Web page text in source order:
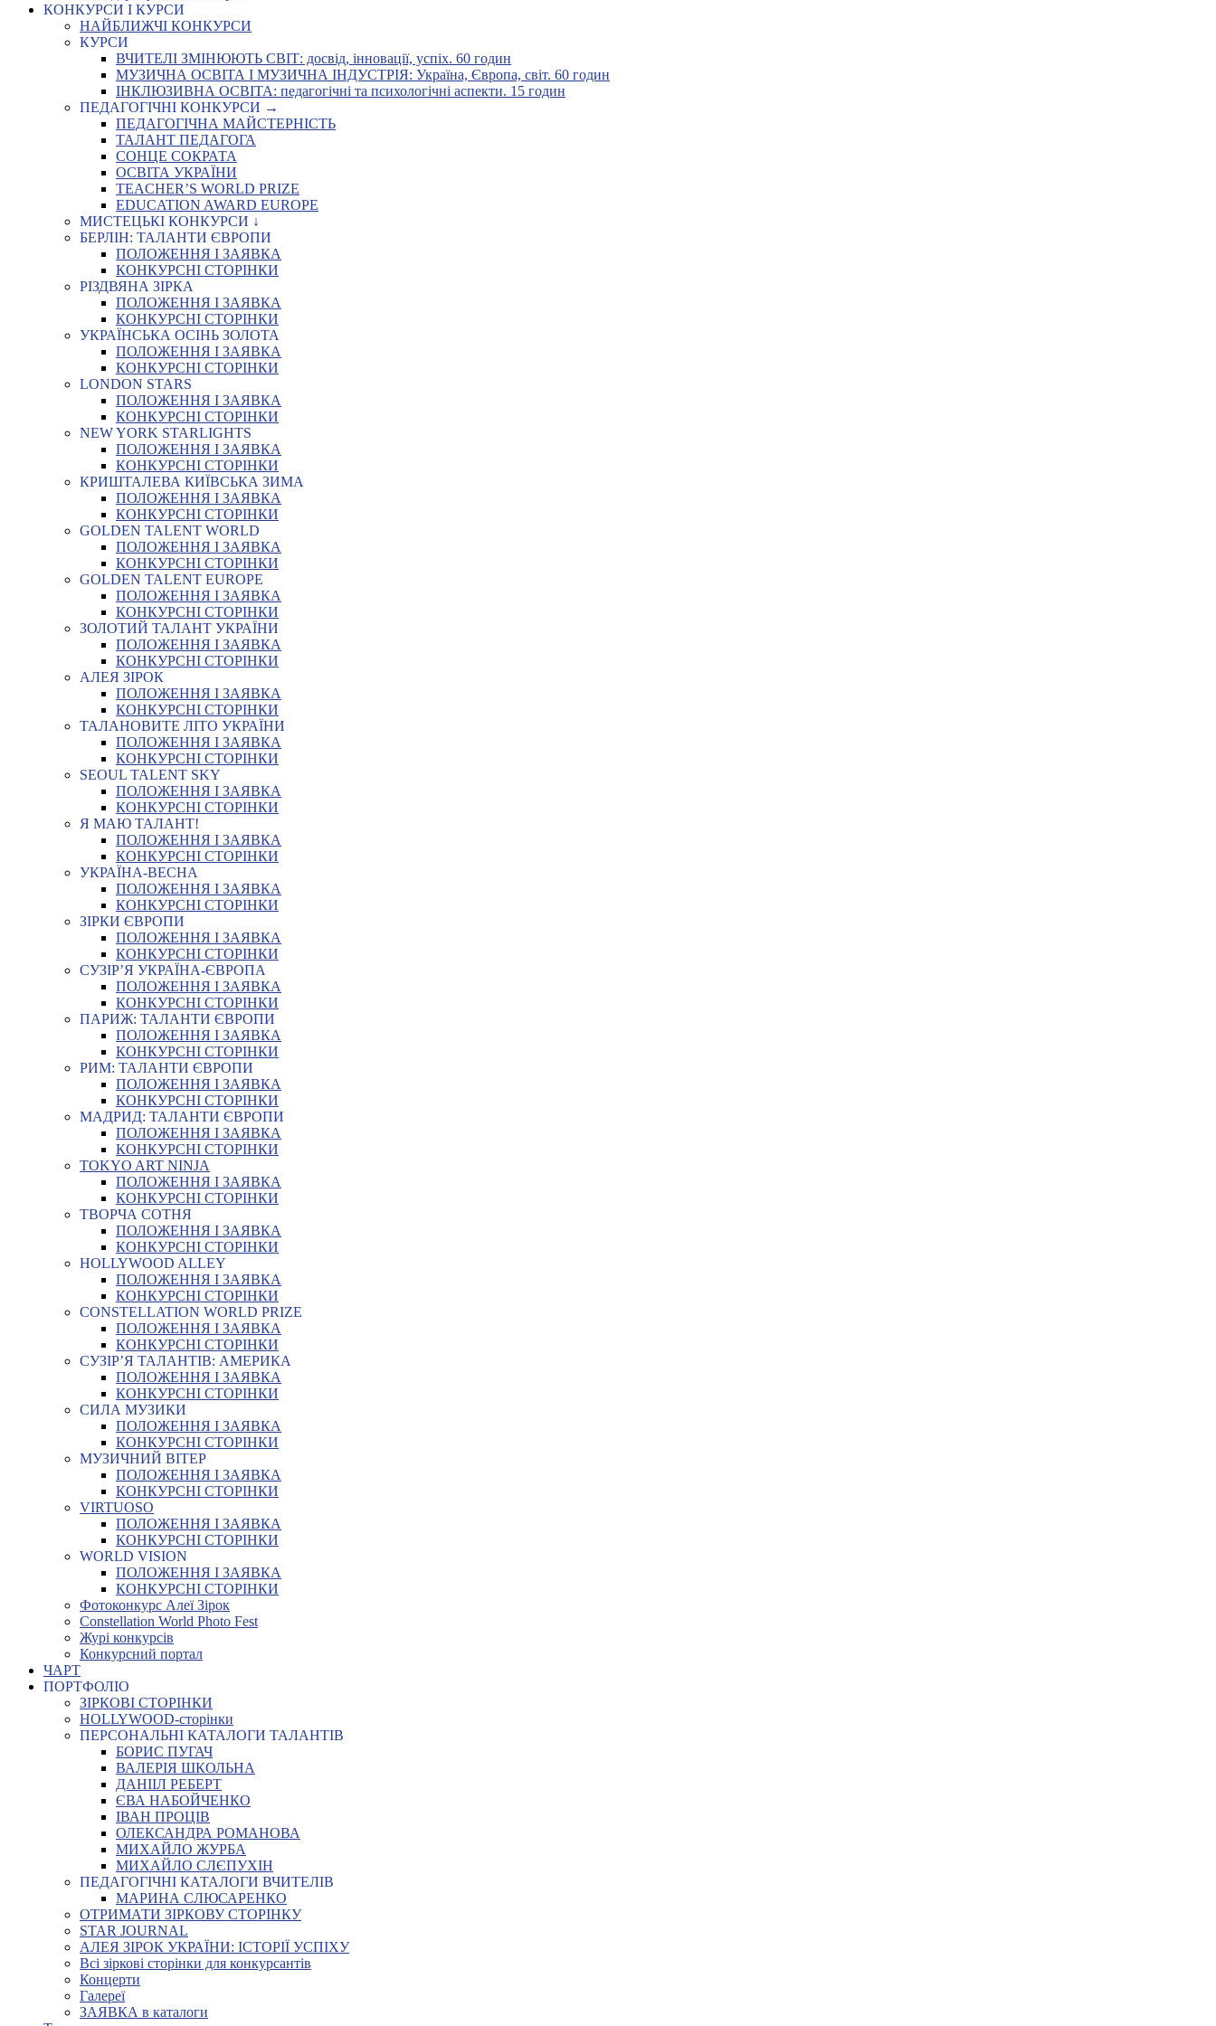
КОНКУРСИ І КУРСИ
НАЙБЛИЖЧІ КОНКУРСИ
КУРСИ
ВЧИТЕЛІ ЗМІНЮЮТЬ СВІТ: досвід, інновації, успіх. 60 годин
МУЗИЧНА ОСВІТА І МУЗИЧНА ІНДУСТРІЯ: Україна, Європа, світ. 60 годин
ІНКЛЮЗИВНА ОСВІТА: педагогічні та психологічні аспекти. 15 годин
ПЕДАГОГІЧНІ КОНКУРСИ →
ПЕДАГОГІЧНА МАЙСТЕРНІСТЬ
ТАЛАНТ ПЕДАГОГА
СОНЦЕ СОКРАТА
ОСВІТА УКРАЇНИ
TEACHER’S WORLD PRIZE
EDUCATION AWARD EUROPE
МИСТЕЦЬКІ КОНКУРСИ ↓
БЕРЛІН: ТАЛАНТИ ЄВРОПИ
ПОЛОЖЕННЯ І ЗАЯВКА
КОНКУРСНІ СТОРІНКИ
РІЗДВЯНА ЗІРКА
ПОЛОЖЕННЯ І ЗАЯВКА
КОНКУРСНІ СТОРІНКИ
УКРАЇНСЬКА ОСІНЬ ЗОЛОТА
ПОЛОЖЕННЯ І ЗАЯВКА
КОНКУРСНІ СТОРІНКИ
LONDON STARS
ПОЛОЖЕННЯ І ЗАЯВКА
КОНКУРСНІ СТОРІНКИ
NEW YORK STARLIGHTS
ПОЛОЖЕННЯ І ЗАЯВКА
КОНКУРСНІ СТОРІНКИ
КРИШТАЛЕВА КИЇВСЬКА ЗИМА
ПОЛОЖЕННЯ І ЗАЯВКА
КОНКУРСНІ СТОРІНКИ
GOLDEN TALENT WORLD
ПОЛОЖЕННЯ І ЗАЯВКА
КОНКУРСНІ СТОРІНКИ
GOLDEN TALENT EUROPE
ПОЛОЖЕННЯ І ЗАЯВКА
КОНКУРСНІ СТОРІНКИ
ЗОЛОТИЙ ТАЛАНТ УКРАЇНИ
ПОЛОЖЕННЯ І ЗАЯВКА
КОНКУРСНІ СТОРІНКИ
АЛЕЯ ЗІРОК
ПОЛОЖЕННЯ І ЗАЯВКА
КОНКУРСНІ СТОРІНКИ
ТАЛАНОВИТЕ ЛІТО УКРАЇНИ
ПОЛОЖЕННЯ І ЗАЯВКА
КОНКУРСНІ СТОРІНКИ
SEOUL TALENT SKY
ПОЛОЖЕННЯ І ЗАЯВКА
КОНКУРСНІ СТОРІНКИ
Я МАЮ ТАЛАНТ!
ПОЛОЖЕННЯ І ЗАЯВКА
КОНКУРСНІ СТОРІНКИ
УКРАЇНА-ВЕСНА
ПОЛОЖЕННЯ І ЗАЯВКА
КОНКУРСНІ СТОРІНКИ
ЗІРКИ ЄВРОПИ
ПОЛОЖЕННЯ І ЗАЯВКА
КОНКУРСНІ СТОРІНКИ
СУЗІР’Я УКРАЇНА-ЄВРОПА
ПОЛОЖЕННЯ І ЗАЯВКА
КОНКУРСНІ СТОРІНКИ
ПАРИЖ: ТАЛАНТИ ЄВРОПИ
ПОЛОЖЕННЯ І ЗАЯВКА
КОНКУРСНІ СТОРІНКИ
РИМ: ТАЛАНТИ ЄВРОПИ
ПОЛОЖЕННЯ І ЗАЯВКА
КОНКУРСНІ СТОРІНКИ
МАДРИД: ТАЛАНТИ ЄВРОПИ
ПОЛОЖЕННЯ І ЗАЯВКА
КОНКУРСНІ СТОРІНКИ
TOKYO ART NINJA
ПОЛОЖЕННЯ І ЗАЯВКА
КОНКУРСНІ СТОРІНКИ
ТВОРЧА СОТНЯ
ПОЛОЖЕННЯ І ЗАЯВКА
КОНКУРСНІ СТОРІНКИ
HOLLYWOOD ALLEY
ПОЛОЖЕННЯ І ЗАЯВКА
КОНКУРСНІ СТОРІНКИ
CONSTELLATION WORLD PRIZE
ПОЛОЖЕННЯ І ЗАЯВКА
КОНКУРСНІ СТОРІНКИ
СУЗІР’Я ТАЛАНТІВ: АМЕРИКА
ПОЛОЖЕННЯ І ЗАЯВКА
КОНКУРСНІ СТОРІНКИ
СИЛА МУЗИКИ
ПОЛОЖЕННЯ І ЗАЯВКА
КОНКУРСНІ СТОРІНКИ
МУЗИЧНИЙ ВІТЕР
ПОЛОЖЕННЯ І ЗАЯВКА
КОНКУРСНІ СТОРІНКИ
VIRTUOSO
ПОЛОЖЕННЯ І ЗАЯВКА
КОНКУРСНІ СТОРІНКИ
WORLD VISION
ПОЛОЖЕННЯ І ЗАЯВКА
КОНКУРСНІ СТОРІНКИ
Фотоконкурс Алеї Зірок
Constellation World Photo Fest
Журі конкурсів
Конкурсний портал
ЧАРТ
ПОРТФОЛІО
ЗІРКОВІ СТОРІНКИ
HOLLYWOOD-сторінки
ПЕРСОНАЛЬНІ КАТАЛОГИ ТАЛАНТІВ
БОРИС ПУГАЧ
ВАЛЕРІЯ ШКОЛЬНА
ДАНІІЛ РЕБЕРТ
ЄВА НАБОЙЧЕНКО
ІВАН ПРОЦІВ
ОЛЕКСАНДРА РОМАНОВА
МИХАЙЛО ЖУРБА
МИХАЙЛО СЛЄПУХІН
ПЕДАГОГІЧНІ КАТАЛОГИ ВЧИТЕЛІВ
МАРИНА СЛЮСАРЕНКО
ОТРИМАТИ ЗІРКОВУ СТОРІНКУ
STAR JOURNAL
АЛЕЯ ЗІРОК УКРАЇНИ: ІСТОРІЇ УСПІХУ
Всі зіркові сторінки для конкурсантів
Концерти
Галереї
ЗАЯВКА в каталоги